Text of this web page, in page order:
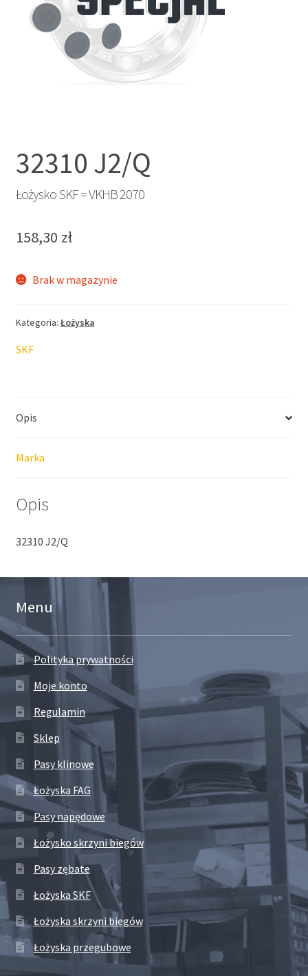
32310 J2/Q
Łożysko SKF = VKHB 2070
158,30 zł
Brak w magazynie
Kategoria: Łożyska
SKF
Opis
Marka
Opis
32310 J2/Q
Menu
Polityka prywatności
Moje konto
Regulamin
Sklep
Pasy klinowe
Łożyska FAG
Pasy napędowe
Łożysko skrzyni biegów
Pasy zębate
Łożyska SKF
Łożyska skrzyni biegów
Łożyska przegubowe